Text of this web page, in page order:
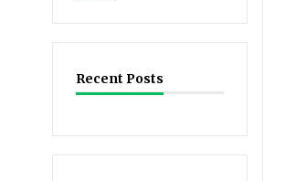
Recent Posts